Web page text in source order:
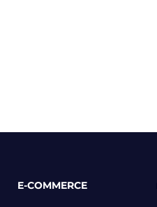
E-COMMERCE